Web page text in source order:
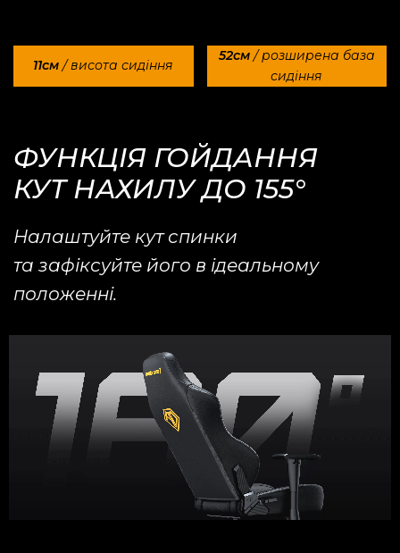
11см/ висота сидіння
52см/ розширена база
сидіння
ФУНКЦІЯ ГОЙДАННЯ
КУТ НАХИЛУ ДО 155°
Налаштуйте кут спинки
та зафіксуйте його в ідеальному
положенні.